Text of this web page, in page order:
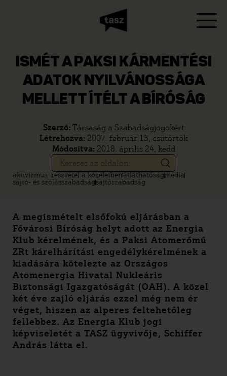
ISMÉT A PAKSI KÁRMENTÉSI
ADATOK NYILVÁNOSSÁGA
MELLETT ÍTÉLT A BÍRÓSÁG
Szerző: Társaság a Szabadságjogokért
Létrehozva: 2007. február 15, csütörtök
Módosítva: 2018. április 24, kedd
aktivizmus, részvétel a közéletbenátláthatóságmédia
sajtó- és szólásszabadságsajtószabadság
A megismételt elsőfokú eljárásban a
Fővárosi Bíróság helyt adott az Energia
Klub kérelmének, és a Paksi Atomerőmű
ZRt kárelhárítási engedélykérelmének a
kiadására kötelezte az Országos
Atomenergia Hivatal Nukleáris
Biztonsági Igazgatóságát (OAH). A közel
két éve zajló eljárás ezzel még nem ér
véget, hiszen az alperes feltehetőleg
fellebbez. Az Energia Klub jogi
képviseletét a TASZ ügyvivője, Schiffer
András látta el.